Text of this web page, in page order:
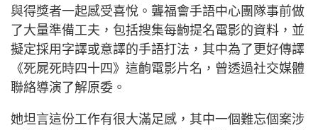
與得獎者一起感受喜悅。聾福會手語中心團隊事前做
了大量準備工夫，包括搜集每齣提名電影的資料，並
擬定採用字譯或意譯的手語打法，其中為了更好傳譯
《死屍死時四十四》這齣電影片名，曾透過社交媒體
聯絡導演了解原委。
她坦言這份工作有很大滿足感，其中一個難忘個案涉